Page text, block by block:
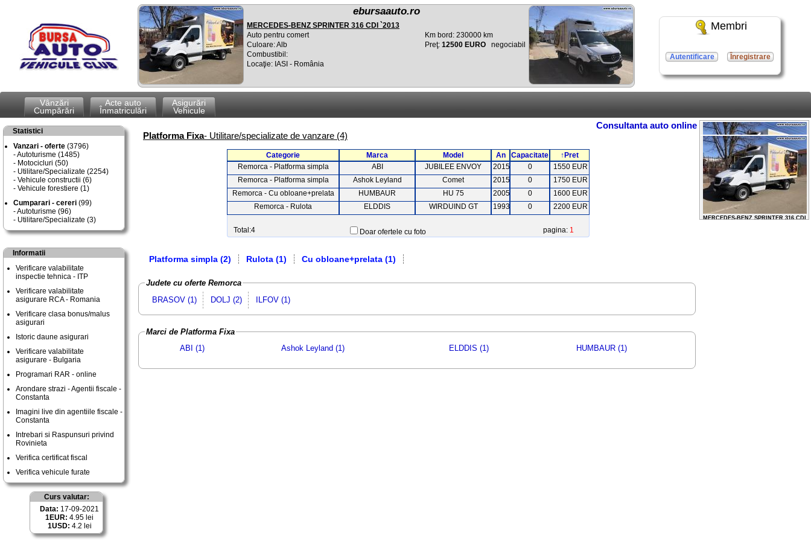
ebursaauto.ro
MERCEDES-BENZ SPRINTER 316 CDI `2013
Auto pentru comert
Culoare: Alb
Combustibil:
Locaţie: IASI - România
Km bord: 230000 km
Preţ: 12500 EURO negociabil
Membri
Autentificare Înregistrare
Vânzări
Cumpărări
Acte auto
Înmatriculări
Asigurări
Vehicule
Statistici
Vanzari - oferte (3796)
Autoturisme (1485)
Motocicluri (50)
Utilitare/Specializate (2254)
Vehicule constructii (6)
Vehicule forestiere (1)
Cumparari - cereri (99)
Autoturisme (96)
Utilitare/Specializate (3)
Informatii
Verificare valabilitate
inspectie tehnica - ITP
Verificare valabilitate
asigurare RCA - Romania
Verificare clasa bonus/malus
asigurari
Istoric daune asigurari
Verificare valabilitate
asigurare - Bulgaria
Programari RAR - online
Arondare strazi - Agentii fiscale -
Constanta
Imagini live din agentiile fiscale -
Constanta
Intrebari si Raspunsuri privind
Rovinieta
Verifica certificat fiscal
Verifica vehicule furate
Curs valutar:
Data: 17-09-2021
1EUR: 4.95 lei
1USD: 4.2 lei
Consultanta auto online
Platforma Fixa- Utilitare/specializate de vanzare (4)
Categorie Marca Model An Capacitate
↑Pret
Remorca - Platforma simpla
ABI JUBILEE ENVOY 2015 0
1550 EUR
Remorca - Platforma simpla
Ashok Leyland Comet 2015 0
1750 EUR
Remorca - Cu obloane+prelata
HUMBAUR HU 75 2005 0
1600 EUR
Remorca - Rulota
ELDDIS WIRDUIND GT 1993 0 2200 EUR
Total:4 Doar ofertele cu foto pagina: 1
Platforma simpla (2) Rulota (1) Cu obloane+prelata (1)
Judete cu oferte Remorca
BRASOV (1)
DOLJ (2) ILFOV (1)
Marci de Platforma Fixa
ABI (1)
Ashok Leyland (1) ELDDIS (1) HUMBAUR (1)
MERCEDES-BENZ SPRINTER 316 CDI
2013 / 12500 EURO